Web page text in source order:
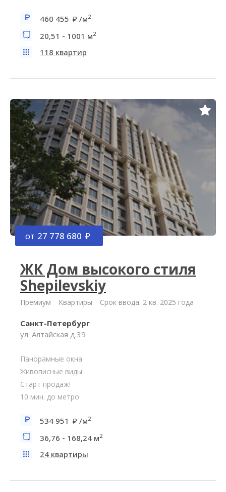
460 455 /м2
20,51 - 1001 м2
118 квартир
от 27 778 680
ЖК Дом высокого стиля
Shepilevskiy
Премиум Квартиры Срок ввода: 2 кв. 2025 года
Санкт-Петербург
ул. Алтайская д.39
Панорамные окна
Живописные виды
Старт продаж!
10 мин. до метро
534 951 /м2
36,76 - 168,24 м2
24 квартиры